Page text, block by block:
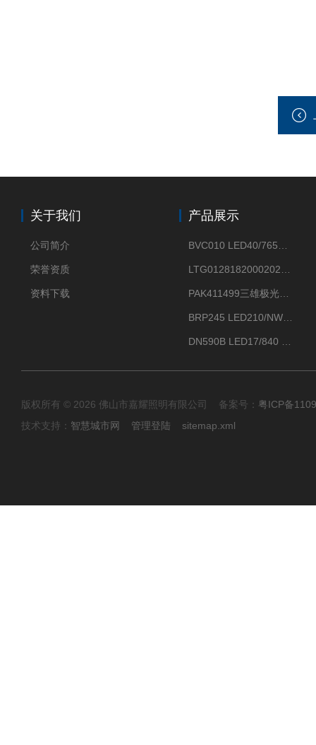
关于我们
公司简介
荣誉资质
资料下载
产品展示
版权所有 © 2026 佛山市嘉耀照明有限公司 备案号： 粤ICP备
技术支持： 智慧城市网 管理登陆 sitemap.xml